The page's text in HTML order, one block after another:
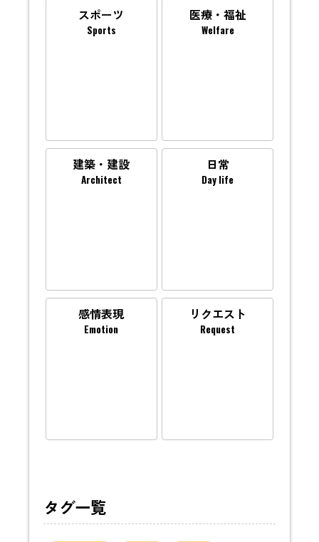
スポーツ
Sports
医療・福祉
Welfare
建築・建設
Architect
日常
Day life
感情表現
Emotion
リクエスト
Request
タグ一覧